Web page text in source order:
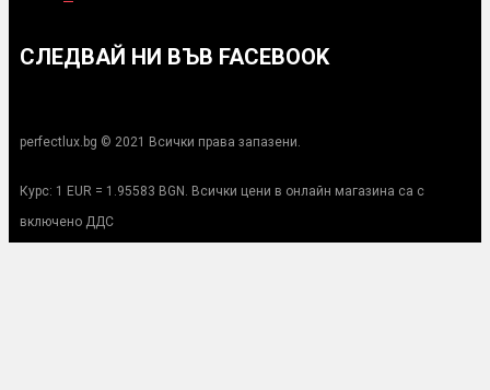
СЛЕДВАЙ НИ ВЪВ FACEBOOK
perfectlux.bg © 2021 Всички права запазени.
Курс: 1 EUR = 1.95583 BGN. Всички цени в онлайн магазина са с
включено ДДС